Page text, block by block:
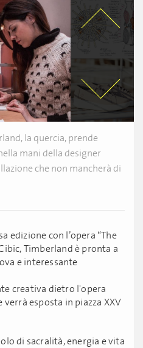
la quercia, prende
mani della designer
che non mancherà di
edizione con l’opera “The
Timberland è pronta a
e interessante
creativa dietro l'opera
verrà esposta in piazza XXV
di sacralità, energia e vita